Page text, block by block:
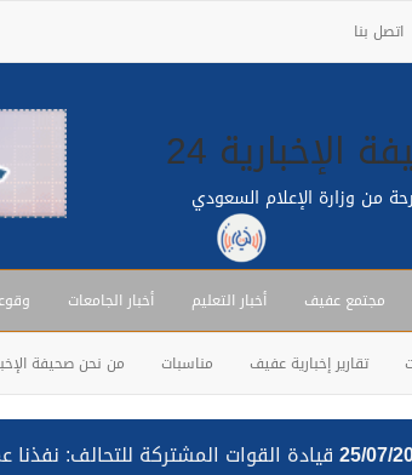
اتصل بنا
الإخبارية 24
من وزارة الإعلام السعودي
مجتمع عفيف أخبار التعليم أخبار الجامعات
تقارير إخبارية عفيف مناسبات من نحن صحيفة
25/07/ قيادة القوات المشتركة للتحالف: نفذنا